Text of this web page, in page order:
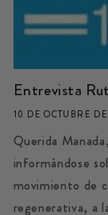
Entrevista
10 DE OCTUBRE
Querida
informándose
movimiento de
regenerativa, a